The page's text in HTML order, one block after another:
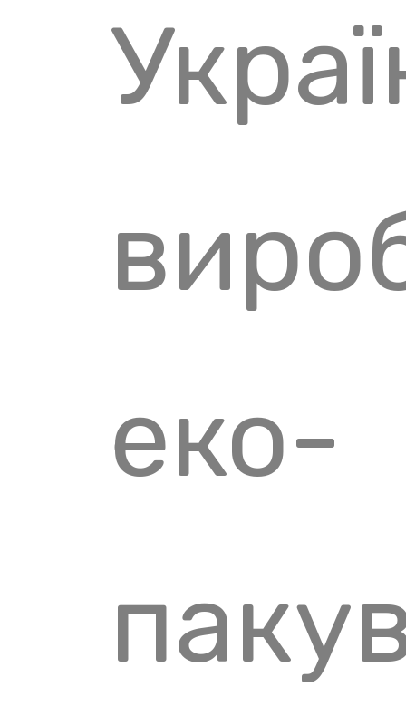
еко-